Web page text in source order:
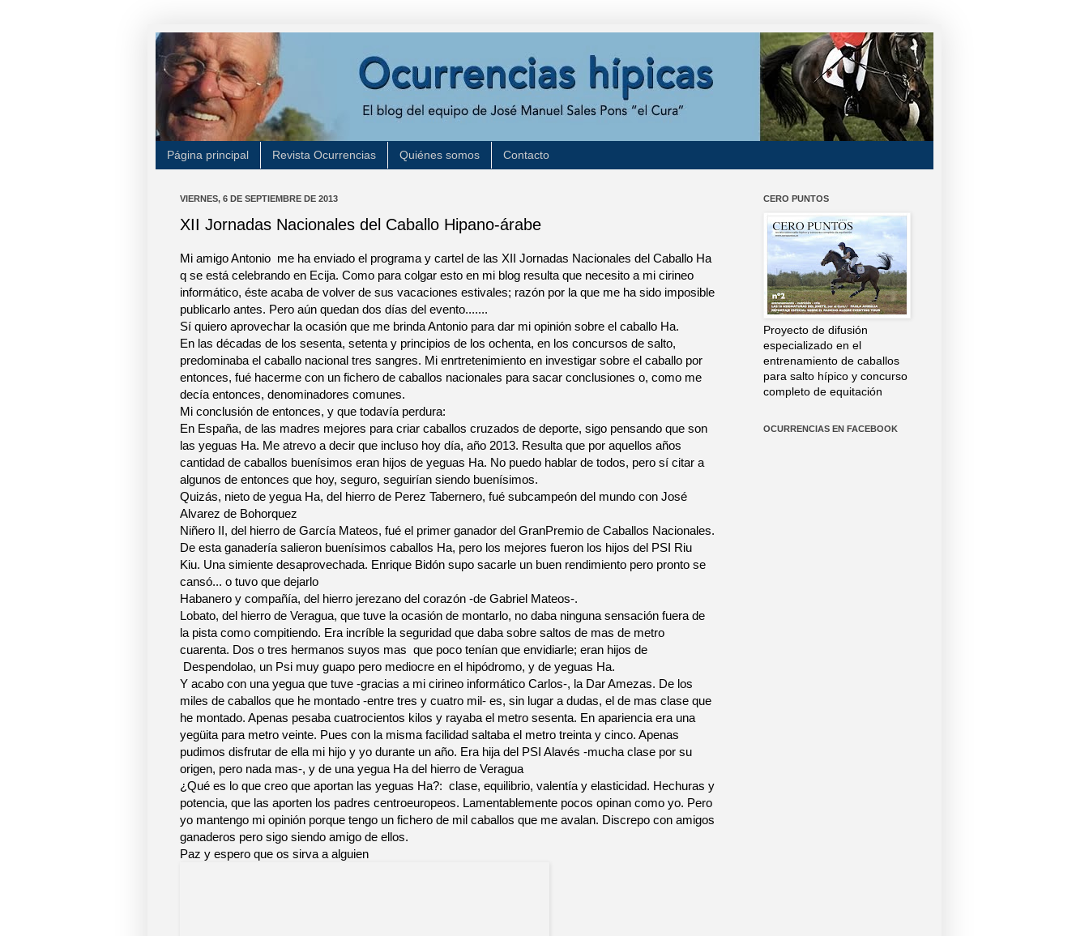
Página principal Revista Ocurrencias Quiénes somos Contacto
VIERNES, 6 DE SEPTIEMBRE DE 2013
XII Jornadas Nacionales del Caballo Hipano-árabe
Mi amigo Antonio me ha enviado el programa y cartel de las XII Jornadas Nacionales del Caballo Ha
q se está celebrando en Ecija. Como para colgar esto en mi blog resulta que necesito a mi cirineo
informático, éste acaba de volver de sus vacaciones estivales; razón por la que me ha sido imposible
publicarlo antes. Pero aún quedan dos días del evento.......
Sí quiero aprovechar la ocasión que me brinda Antonio para dar mi opinión sobre el caballo Ha.
En las décadas de los sesenta, setenta y principios de los ochenta, en los concursos de salto,
predominaba el caballo nacional tres sangres. Mi enrtretenimiento en investigar sobre el caballo por
entonces, fué hacerme con un fichero de caballos nacionales para sacar conclusiones o, como me
decía entonces, denominadores comunes.
Mi conclusión de entonces, y que todavía perdura:
En España, de las madres mejores para criar caballos cruzados de deporte, sigo pensando que son
las yeguas Ha. Me atrevo a decir que incluso hoy día, año 2013. Resulta que por aquellos años
cantidad de caballos buenísimos eran hijos de yeguas Ha. No puedo hablar de todos, pero sí citar a
algunos de entonces que hoy, seguro, seguirían siendo buenísimos.
Quizás, nieto de yegua Ha, del hierro de Perez Tabernero, fué subcampeón del mundo con José
Alvarez de Bohorquez
Niñero II, del hierro de García Mateos, fué el primer ganador del GranPremio de Caballos Nacionales.
De esta ganadería salieron buenísimos caballos Ha, pero los mejores fueron los hijos del PSI Riu
Kiu. Una simiente desaprovechada. Enrique Bidón supo sacarle un buen rendimiento pero pronto se
cansó... o tuvo que dejarlo
Habanero y compañía, del hierro jerezano del corazón -de Gabriel Mateos-.
Lobato, del hierro de Veragua, que tuve la ocasión de montarlo, no daba ninguna sensación fuera de
la pista como compitiendo. Era incríble la seguridad que daba sobre saltos de mas de metro
cuarenta. Dos o tres hermanos suyos mas que poco tenían que envidiarle; eran hijos de
Despendolao, un Psi muy guapo pero mediocre en el hipódromo, y de yeguas Ha.
Y acabo con una yegua que tuve -gracias a mi cirineo informático Carlos-, la Dar Amezas. De los
miles de caballos que he montado -entre tres y cuatro mil- es, sin lugar a dudas, el de mas clase que
he montado. Apenas pesaba cuatrocientos kilos y rayaba el metro sesenta. En apariencia era una
yegüita para metro veinte. Pues con la misma facilidad saltaba el metro treinta y cinco. Apenas
pudimos disfrutar de ella mi hijo y yo durante un año. Era hija del PSI Alavés -mucha clase por su
origen, pero nada mas-, y de una yegua Ha del hierro de Veragua
¿Qué es lo que creo que aportan las yeguas Ha?: clase, equilibrio, valentía y elasticidad. Hechuras y
potencia, que las aporten los padres centroeuropeos. Lamentablemente pocos opinan como yo. Pero
yo mantengo mi opinión porque tengo un fichero de mil caballos que me avalan. Discrepo con amigos
ganaderos pero sigo siendo amigo de ellos.
Paz y espero que os sirva a alguien
CERO PUNTOS
Proyecto de difusión
especializado en el
entrenamiento de caballos
para salto hípico y concurso
completo de equitación
OCURRENCIAS EN FACEBOOK